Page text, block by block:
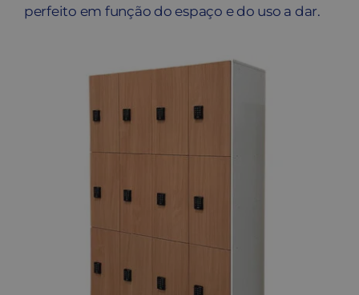
perfeito em função do espaço e do uso a dar.